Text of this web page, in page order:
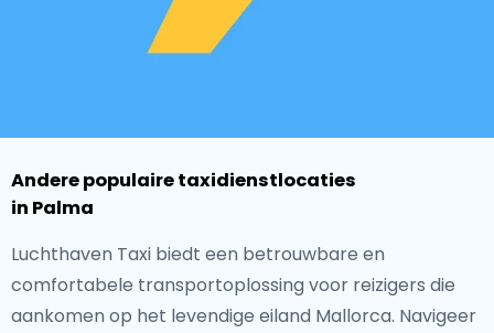
Andere populaire taxidienstlocaties
in Palma
Luchthaven Taxi biedt een betrouwbare en
comfortabele transportoplossing voor reizigers die
aankomen op het levendige eiland Mallorca. Navigeer